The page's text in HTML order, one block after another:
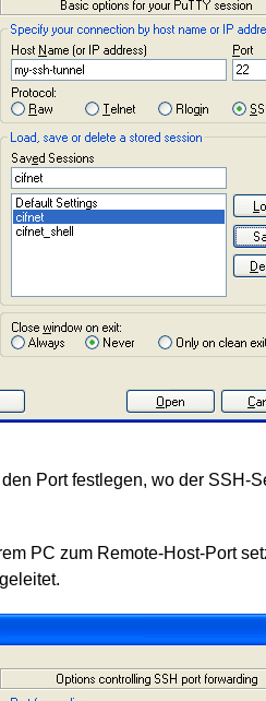
Port festlegen, wo der SSH-
PC zum Remote-Host-Port